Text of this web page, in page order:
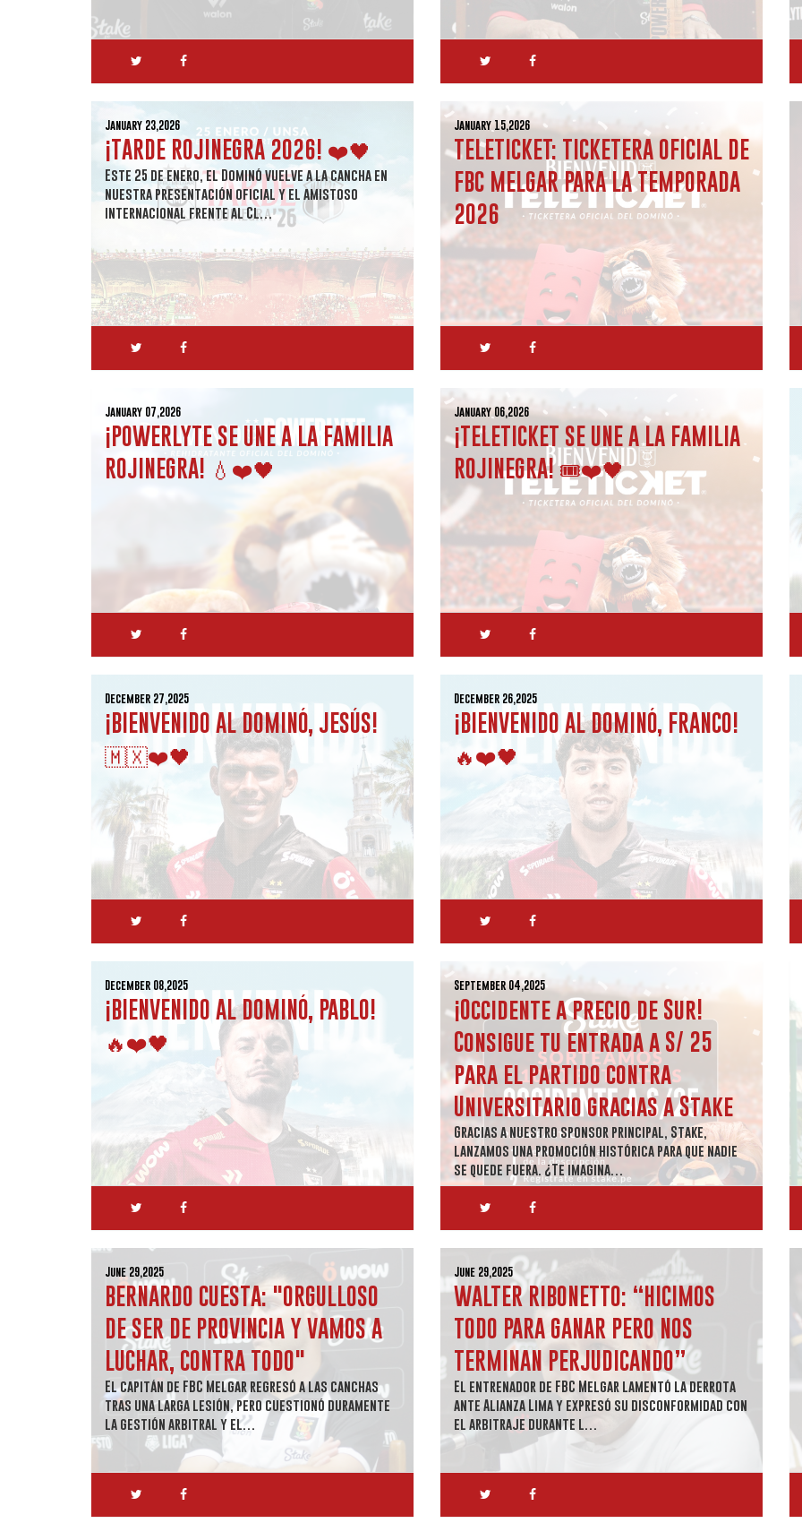
January 23,2026
¡TARDE ROJINEGRA 2026! ❤️🖤
Este 25 de enero, el Dominó vuelve a la cancha en
nuestra presentación oficial y el amistoso
internacional frente al Cl…
January 15,2026
TELETICKET: TICKETERA OFICIAL DE
FBC MELGAR PARA LA TEMPORADA
2026
January 07,2026
¡POWERLYTE SE UNE A LA FAMILIA
ROJINEGRA! 💧❤️🖤
January 06,2026
¡TELETICKET SE UNE A LA FAMILIA
ROJINEGRA! 🎟️❤️🖤
December 27,2025
¡BIENVENIDO AL DOMINÓ, JESÚS!
🇲🇽❤️🖤
December 26,2025
¡BIENVENIDO AL DOMINÓ, FRANCO!
🔥❤️🖤
December 08,2025
¡BIENVENIDO AL DOMINÓ, PABLO!
🔥❤️🖤
September 04,2025
¡Occidente a precio de Sur!
Consigue tu entrada a S/ 25
para el partido contra
Universitario gracias a Stake
Gracias a nuestro sponsor principal, Stake,
lanzamos una promoción histórica para que nadie
se quede fuera. ¿Te imagina…
June 29,2025
BERNARDO CUESTA: "ORGULLOSO
DE SER DE PROVINCIA Y VAMOS A
LUCHAR, CONTRA TODO"
El capitán de FBC Melgar regresó a las canchas
tras una larga lesión, pero cuestionó duramente
la gestión arbitral y el…
June 29,2025
WALTER RIBONETTO: “HICIMOS
TODO PARA GANAR PERO NOS
TERMINAN PERJUDICANDO”
El entrenador de FBC Melgar lamentó la derrota
ante Alianza Lima y expresó su disconformidad con
el arbitraje durante l…